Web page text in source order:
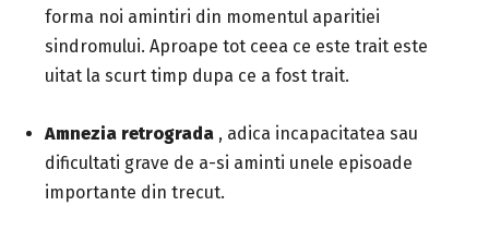
forma noi amintiri din momentul aparitiei
sindromului. Aproape tot ceea ce este trait este
uitat la scurt timp dupa ce a fost trait.
Amnezia retrograda , adica incapacitatea sau
dificultati grave de a-si aminti unele episoade
importante din trecut.